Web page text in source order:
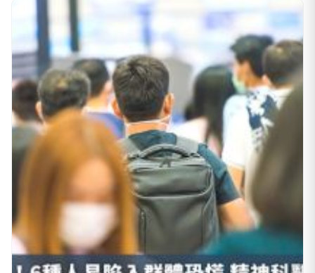
復健科醫師教3撇步挑滑鼠！ 避免肩頸痛和肌腱炎上身